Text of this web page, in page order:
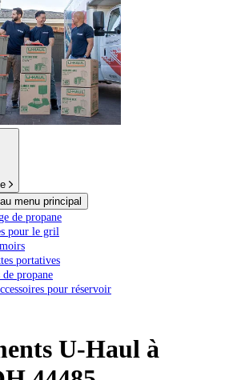
menu principal
de propane
pour le gril
portatives
propane
pour réservoir
U-Haul à